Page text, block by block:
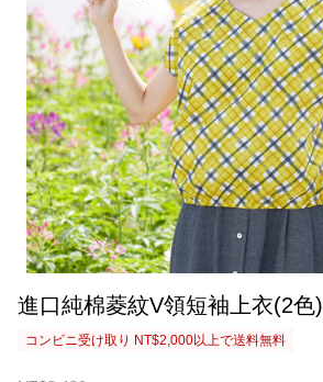
進口純棉菱紋V領短袖上衣(2色)
コンビニ受け取り NT$2,000以上で送料無料